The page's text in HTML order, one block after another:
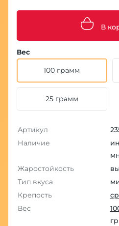
В
Вес
100 грамм
25 грамм
Артикул
Наличие
Жаростойкость
Тип вкуса
Крепость
Вес
гр